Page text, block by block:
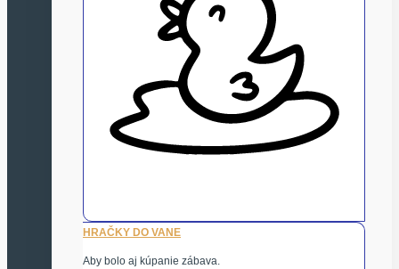
HRAČKY DO VANE
Aby bolo aj kúpanie zábava.